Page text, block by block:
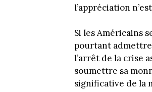
l’appréciation
Si les Américains
pourtant
l’arrêt de la crise
soumettre sa
significative de la